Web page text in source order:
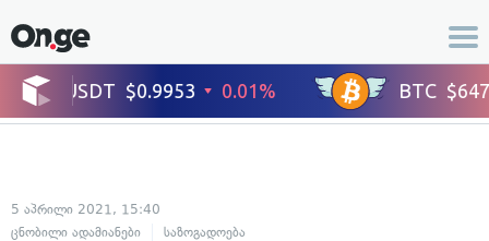
5 აპრილი 2021, 15:40
ცნობილი ადამიანები
საზოგადოება